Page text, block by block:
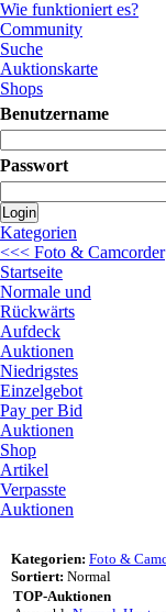
Wie funktioniert es?
Community
Suche
Auktionskarte
Shops
Benutzername
Passwort
Login
Kategorien
<<< Foto & Camcorder
Startseite
Normale und
Rückwärts
Aufdeck
Auktionen
Niedrigstes
Einzelgebot
Pay per Bid
Auktionen
Shop
Artikel
Verpasste
Auktionen
Kategorien: Foto &
Sortiert: Normal
TOP-Auktionen